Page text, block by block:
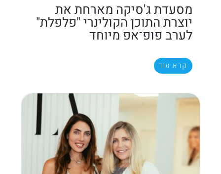
מסעדת ג'סיקה מארחת את
יוצרת התוכן הקולינרי "פלפלת"
לערב פופ־אפ מיוחד
קרא עוד